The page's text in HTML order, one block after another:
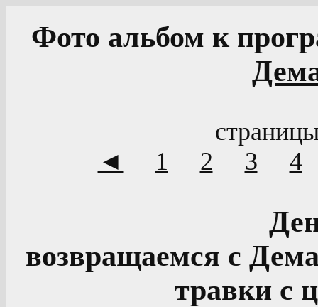
Фото альбом к
◄
1 2 3 4
возвращаемся с
травки с